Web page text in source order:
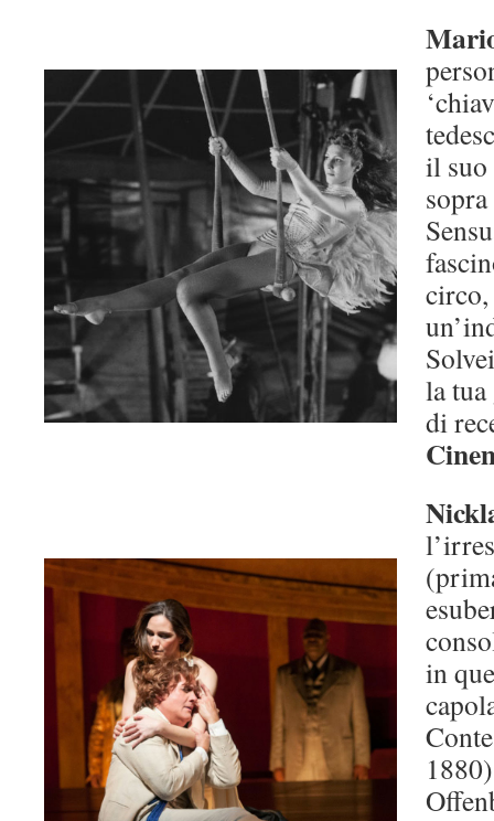
il
la
di
in